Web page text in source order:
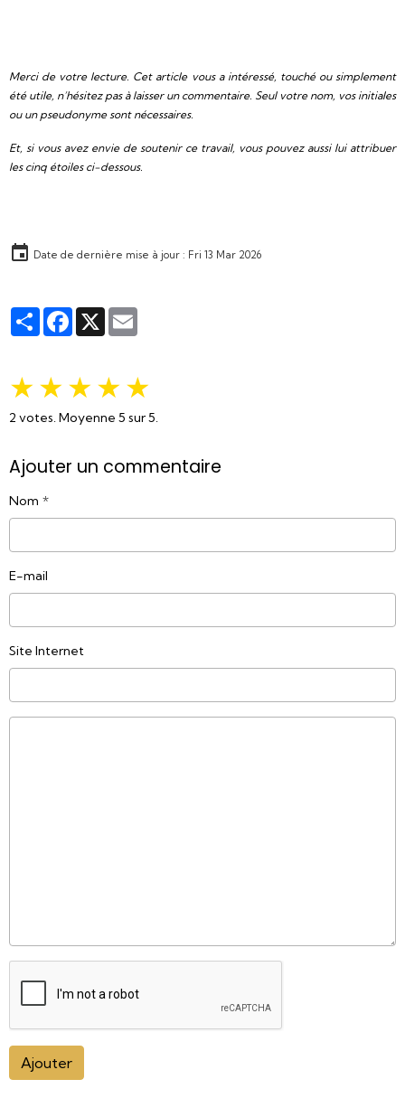
Merci de votre lecture. Cet article vous a intéressé, touché ou simplement
été utile, n’hésitez pas à laisser un commentaire. Seul votre nom, vos initiales
ou un pseudonyme sont nécessaires.
Et, si vous avez envie de soutenir ce travail, vous pouvez aussi lui attribuer
les cinq étoiles ci-dessous.
Date de dernière mise à jour : Fri 13 Mar 2026
PartagerFacebook
X
★★★★★
2 votes. Moyenne 5 sur 5.
Ajouter un commentaire
Nom
E-mail
Site Internet
Ajouter